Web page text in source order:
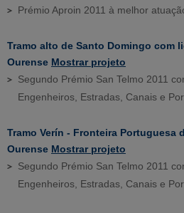
Prémio Aproin 2011 à melhor
Tramo alto de Santo Domingo com
Ourense Mostrar projeto
Segundo Prémio San Telmo 2011
Engenheiros, Estradas, Canais e
Tramo Verín - Fronteira Portuguesa
Ourense Mostrar projeto
Segundo Prémio San Telmo 2011
Engenheiros, Estradas, Canais e